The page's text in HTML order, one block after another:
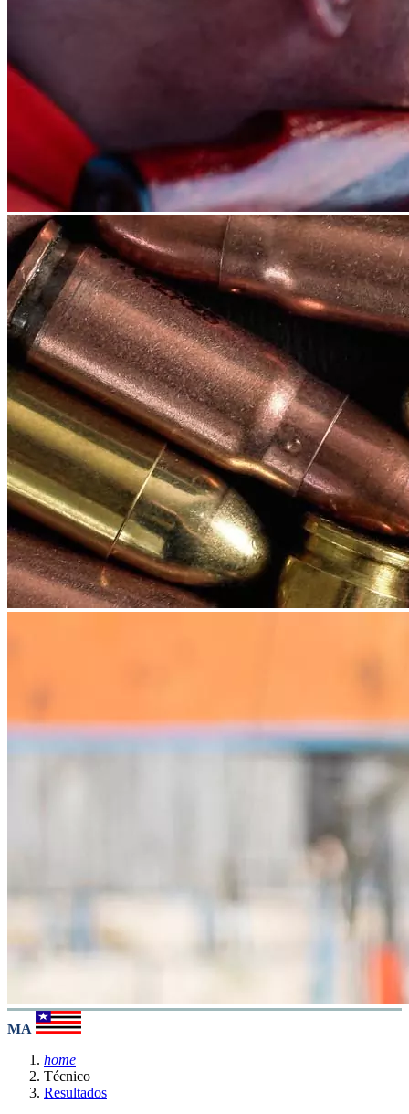
MA
home
Técnico
Resultados